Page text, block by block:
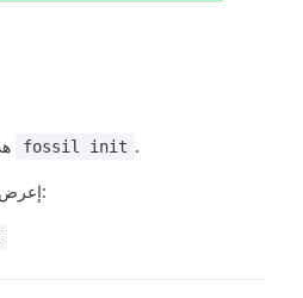
fossil init .
إعرض التوثيقات للأمر الأصلي: